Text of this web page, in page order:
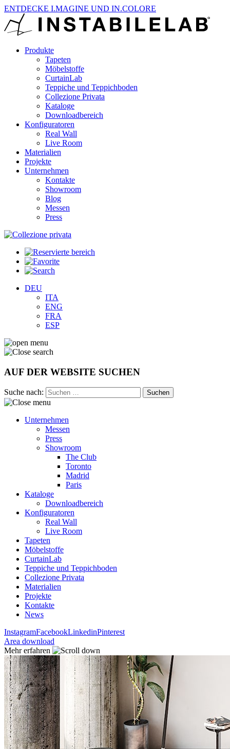
ENTDECKE I.MAGINE UND IN.COLORE
Produkte
Tapeten
Möbelstoffe
CurtainLab
Teppiche und Teppichboden
Collezione Privata
Kataloge
Downloadbereich
Konfiguratoren
Real Wall
Live Room
Materialien
Projekte
Unternehmen
Kontakte
Showroom
Blog
Messen
Press
DEU
ITA
ENG
FRA
ESP
AUF DER WEBSITE SUCHEN
Suche nach:
Unternehmen
Messen
Press
Showroom
The Club
Toronto
Madrid
Paris
Kataloge
Downloadbereich
Konfiguratoren
Real Wall
Live Room
Tapeten
Möbelstoffe
CurtainLab
Teppiche und Teppichboden
Collezione Privata
Materialien
Projekte
Kontakte
News
InstagramFacebookLinkedinPinterest
Area download
Mehr erfahren